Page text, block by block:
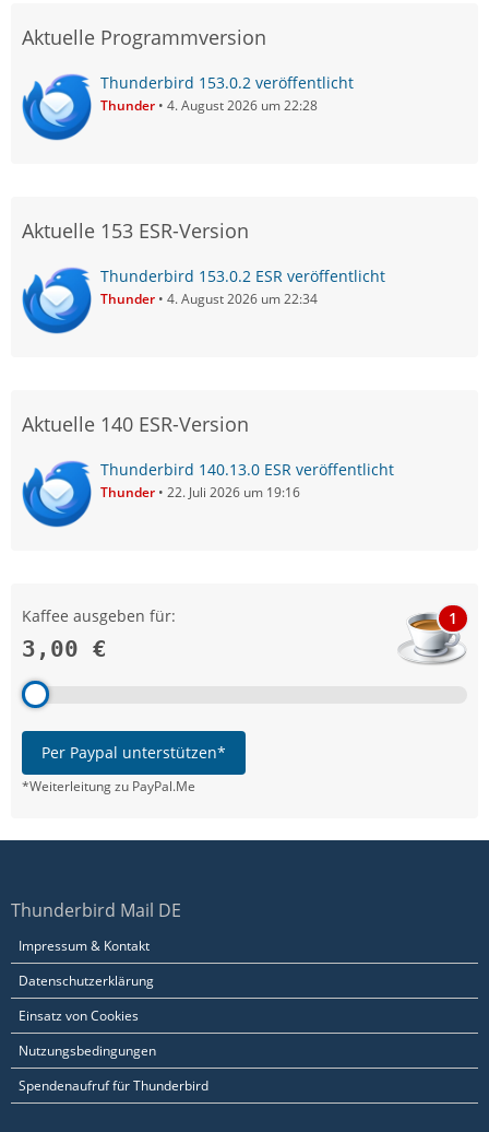
Aktuelle Programmversion
Thunderbird 153.0.2 veröffentlicht
Thunder 4. August 2026 um 22:28
Aktuelle 153 ESR-Version
Thunderbird 153.0.2 ESR veröffentlicht
Thunder 4. August 2026 um 22:34
Aktuelle 140 ESR-Version
Thunderbird 140.13.0 ESR veröffentlicht
Thunder 22. Juli 2026 um 19:16
Kaffee ausgeben für:
3,00 €
1
Per Paypal unterstützen*
*Weiterleitung zu PayPal.Me
Thunderbird Mail DE
Impressum & Kontakt
Datenschutzerklärung
Einsatz von Cookies
Nutzungsbedingungen
Spendenaufruf für Thunderbird